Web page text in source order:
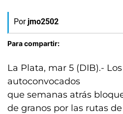
Por jmo2502
Para compartir:
La Plata, mar 5 (DIB).-
autoconvocados
que semanas atrás
de granos por las rutas